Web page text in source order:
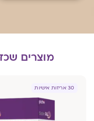
מוצרים
30 אריזות אישיות